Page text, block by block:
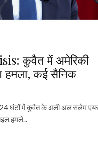
कुवैत में अमेरिकी
हमला, कई सैनिक
घंटों में कुवैत के अली अल सलेम
हमले...